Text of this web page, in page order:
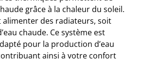
grâce à la chaleur du soleil.
alimenter des radiateurs, soit
chaude. Ce système est
pour la production d’eau
ainsi à votre confort